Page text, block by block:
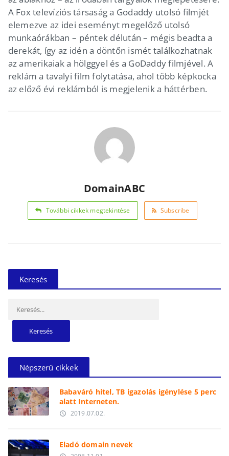
A Fox televíziós társaság a Godaddy utolsó filmjét
elemezve az idei eseményt megelőző utolsó
munkaórákban – péntek délután – mégis beadta a
derekát, így az idén a döntőn ismét találkozhatnak
az amerikaiak a hölggyel és a GoDaddy filmjével. A
reklám a tavalyi film folytatása, ahol több képkocka
az előző évi reklámból is megjelenik a háttérben.
DomainABC
További cikkek megtekintése Subscribe
Keresés
Népszerű cikkek
Babaváró hitel, TB igazolás igénylése 5 perc
alatt Interneten.
access_time 2019.07.02.
Eladó domain nevek